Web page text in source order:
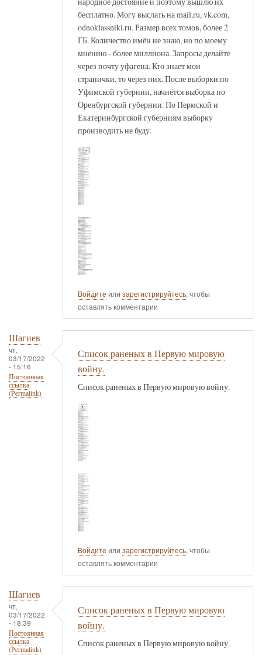
бесплатно. Могу выслать на mail.ru, vk.com,
odnoklassniki.ru. Размер всех томов, более 2
ГБ. Количество имён не знаю, но по моему
мнению - более миллиона. Запросы делайте
через почту уфагена. Кто знает мои
странички, то через них. После выборки по
Уфимской губернии, начнётся выборка по
Оренбургской губернии. По Пермской и
Екатеринбургской губерниям выборку
производить не буду.
Войдите или зарегистрируйтесь, чтобы
оставлять комментарии
Шагиев
чт,
03/17/2022
- 15:16
Постоянная
ссылка
(Permalink)
Список раненых в Первую мировую
войну.
Список раненых в Первую мировую войну.
Войдите или зарегистрируйтесь, чтобы
оставлять комментарии
Шагиев
чт,
03/17/2022
- 18:39
Постоянная
ссылка
(Permalink)
Список раненых в Первую мировую
войну.
Список раненых в Первую мировую войну.